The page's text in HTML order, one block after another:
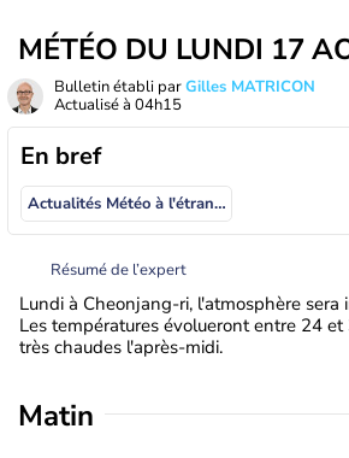
MÉTÉO DU LUNDI 17
Bulletin établi parGilles MATRICON
Actualisé à 04h15
En bref
Actualités Météo à l'étranger
Résumé de l’expert
Lundi à Cheonjang-ri, l'atmosphère sera
Les températures évolueront entre 24 et
très chaudes l'après-midi.
Matin